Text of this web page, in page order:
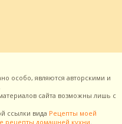
особо, являются авторскими и
сайта возможны лишь с
ссылки вида Рецепты моей
рецепты домашней кухни.